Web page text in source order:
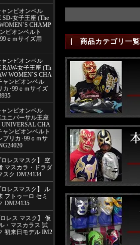
ャンピオンベル
SD-女子王座 (The
CHAMP
ピオンベルト
ｃｍサイズ用
ャンピオンベル
RAW-女子王座 (Th
WOMEN`S CHA
ャンピオンベル
･99ｃｍサイズ
ャンピオンベル
ユニバーサル王座
UNIVERSAL CHA
ャンピオンベルト
リカ･99ｃｍサ
ロレスマスク】 空
マスカラ・ドラダ
スク DM24134
ロレスマスク】 ル
フトゥーロ セミ
DM24135
ロレス マスク】 仮
・マスカラス 試
初来日モデル IM2
商品カテゴリ一覧